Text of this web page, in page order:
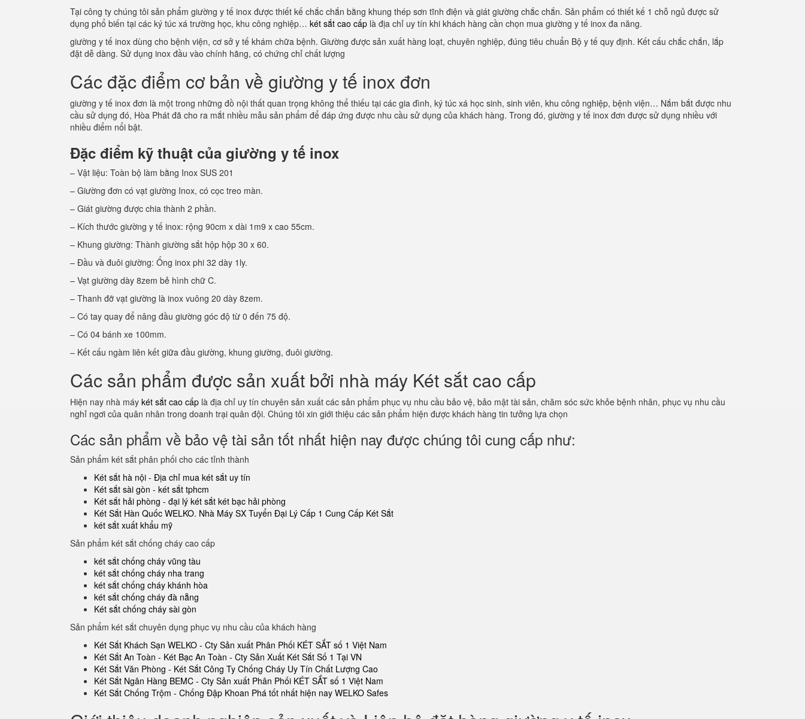
Tại công ty chúng tôi sản phẩm giường y tế inox được thiết kế chắc chắn bằng khung thép sơn tĩnh điện và giát giường chắc chắn. Sản phẩm có thiết kế 1 chỗ ngủ được sử
dụng phổ biến tại các ký túc xá trường học, khu công nghiệp… két sắt cao cấp là địa chỉ uy tín khi khách hàng cần chọn mua giường y tế inox đa năng.
giường y tế inox dùng cho bệnh viện, cơ sở y tế khám chữa bệnh. Giường được sản xuất hàng loạt, chuyên nghiệp, đúng tiêu chuẩn Bộ y tế quy định. Kết cấu chắc chắn, lắp
đặt dễ dàng. Sử dụng inox đầu vào chính hãng, có chứng chỉ chất lượng
Các đặc điểm cơ bản về giường y tế inox đơn
giường y tế inox đơn là một trong những đồ nội thất quan trọng không thể thiếu tại các gia đình, ký túc xá học sinh, sinh viên, khu công nghiệp, bệnh viện… Nắm bắt được nhu
cầu sử dụng đó, Hòa Phát đã cho ra mắt nhiều mẫu sản phẩm để đáp ứng được nhu cầu sử dụng của khách hàng. Trong đó, giường y tế inox đơn được sử dụng nhiều với
nhiều điểm nổi bật.
Đặc điểm kỹ thuật của giường y tế inox
– Vật liệu: Toàn bộ làm bằng Inox SUS 201
– Giường đơn có vạt giường Inox, có cọc treo màn.
– Giát giường được chia thành 2 phần.
– Kích thước giường y tế inox: rộng 90cm x dài 1m9 x cao 55cm.
– Khung giường: Thành giường sắt hộp hộp 30 x 60.
– Đầu và đuôi giường: Ống inox phi 32 dày 1ly.
– Vạt giường dày 8zem bẻ hình chữ C.
– Thanh đỡ vạt giường là inox vuông 20 dày 8zem.
– Có tay quay để nâng đầu giường góc độ từ 0 đến 75 độ.
– Có 04 bánh xe 100mm.
– Kết cấu ngàm liên kết giữa đầu giường, khung giường, đuôi giường.
Các sản phẩm được sản xuất bởi nhà máy Két sắt cao cấp
Hiện nay nhà máy két sắt cao cấp là địa chỉ uy tín chuyên sản xuất các sản phẩm phục vụ nhu cầu bảo vệ, bảo mật tài sản, chăm sóc sức khỏe bệnh nhân, phục vụ nhu cầu
nghỉ ngơi của quân nhân trong doanh trại quân đội. Chúng tôi xin giới thiệu các sản phẩm hiện được khách hàng tin tưởng lựa chọn
Các sản phẩm về bảo vệ tài sản tốt nhất hiện nay được chúng tôi cung cấp như:
Sản phẩm két sắt phân phối cho các tỉnh thành
Két sắt hà nội - Địa chỉ mua két sắt uy tín
Két sắt sài gòn - két sắt tphcm
Két sắt hải phòng - đại lý két sắt két bạc hải phòng
Két Sắt Hàn Quốc WELKO. Nhà Máy SX Tuyển Đại Lý Cấp 1 Cung Cấp Két Sắt
két sắt xuất khẩu mỹ
Sản phẩm két sắt chống cháy cao cấp
két sắt chống cháy vũng tàu
két sắt chống cháy nha trang
két sắt chống cháy khánh hòa
két sắt chống cháy đà nẵng
Két sắt chống cháy sài gòn
Sản phẩm két sắt chuyên dụng phục vụ nhu cầu của khách hàng
Két Sắt Khách Sạn WELKO - Cty Sản xuất Phân Phối KÉT SẮT số 1 Việt Nam
Két Sắt An Toàn - Két Bạc An Toàn - Cty Sản Xuất Két Sắt Số 1 Tại VN
Két Sắt Văn Phòng - Két Sắt Công Ty Chống Cháy Uy Tín Chất Lượng Cao
Két Sắt Ngân Hàng BEMC - Cty Sản xuất Phân Phối KÉT SẮT số 1 Việt Nam
Két Sắt Chống Trộm - Chống Đập Khoan Phá tốt nhất hiện nay WELKO Safes